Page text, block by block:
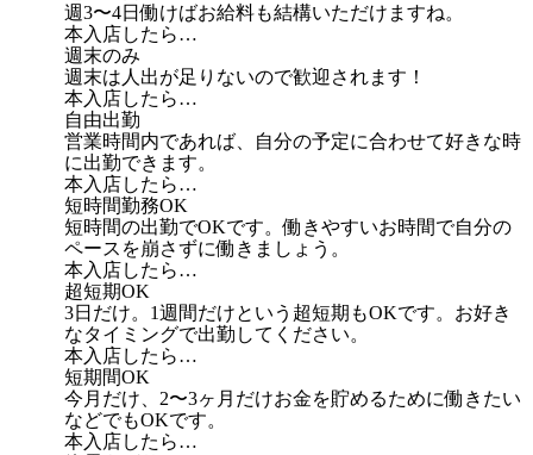
週3〜4日働けばお給料も結構いただけますね。
本入店したら…
週末のみ
週末は人出が足りないので歓迎されます！
本入店したら…
自由出勤
営業時間内であれば、自分の予定に合わせて好きな時
に出勤できます。
本入店したら…
短時間勤務OK
短時間の出勤でOKです。働きやすいお時間で自分の
ペースを崩さずに働きましょう。
本入店したら…
超短期OK
3日だけ。1週間だけという超短期もOKです。お好き
なタイミングで出勤してください。
本入店したら…
短期間OK
今月だけ、2〜3ヶ月だけお金を貯めるために働きたい
などでもOKです。
本入店したら…